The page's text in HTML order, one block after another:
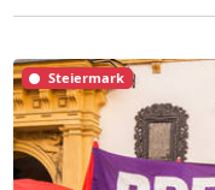
Steiermark